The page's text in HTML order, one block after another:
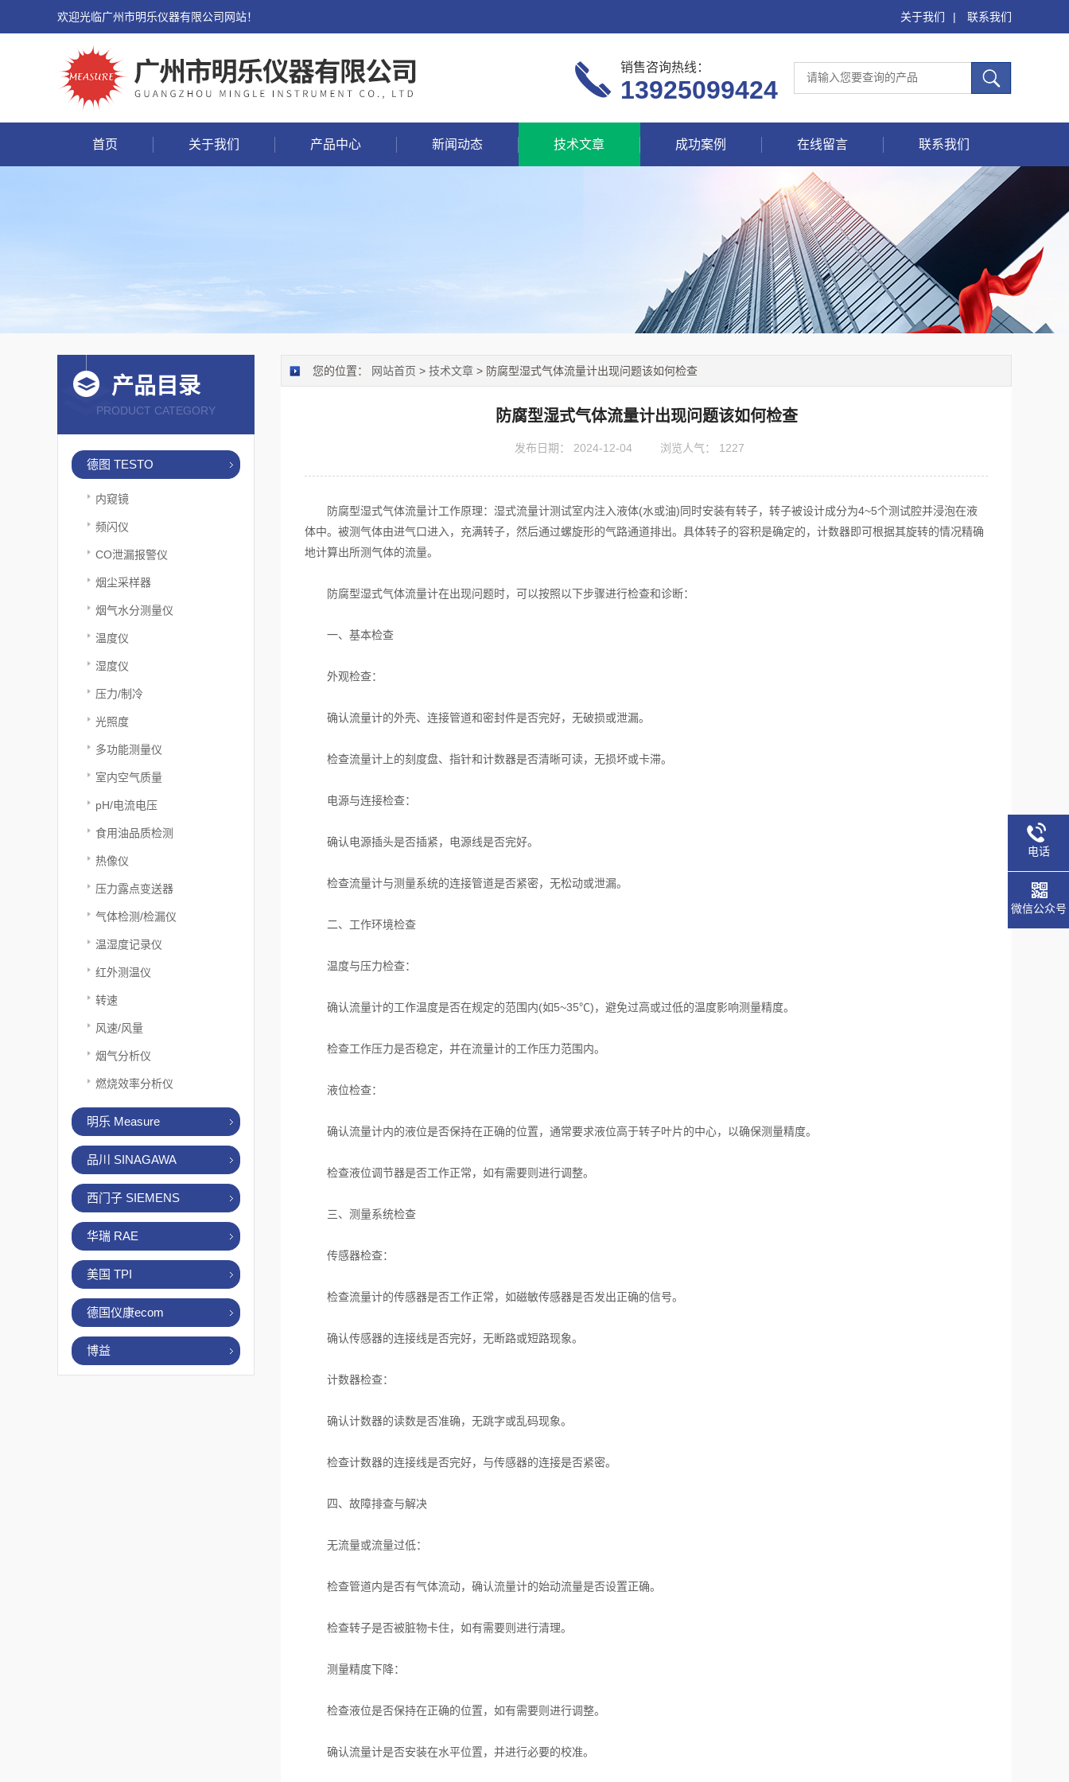
欢迎光临广州市明乐仪器有限公司网站！ 关于我们 | 联系我们
销售咨询热线：
13925099424
首页 关于我们 产品中心 新闻动态 技术文章 成功案例 在线留言 联系我们
产品目录
PRODUCT CATEGORY
德图 TESTO
内窥镜
频闪仪
CO泄漏报警仪
烟尘采样器
烟气水分测量仪
温度仪
湿度仪
压力/制冷
光照度
多功能测量仪
室内空气质量
pH/电流电压
食用油品质检测
热像仪
压力露点变送器
气体检测/检漏仪
温湿度记录仪
红外测温仪
转速
风速/风量
烟气分析仪
燃烧效率分析仪
明乐 Measure
品川 SINAGAWA
西门子 SIEMENS
华瑞 RAE
美国 TPI
德国仪康ecom
博益
您的位置： 网站首页 > 技术文章 > 防腐型湿式气体流量计出现问题该如何检查
防腐型湿式气体流量计出现问题该如何检查
发布日期： 2024-12-04 浏览人气： 1227
防腐型湿式气体流量计工作原理：湿式流量计测试室内注入液体(水或油)同时安装有转子，转子被设计成分为4~5个测试腔并浸泡在液
体中。被测气体由进气口进入，充满转子，然后通过螺旋形的气路通道排出。具体转子的容积是确定的，计数器即可根据其旋转的情况精确
地计算出所测气体的流量。
防腐型湿式气体流量计在出现问题时，可以按照以下步骤进行检查和诊断：
一、基本检查
外观检查：
确认流量计的外壳、连接管道和密封件是否完好，无破损或泄漏。
检查流量计上的刻度盘、指针和计数器是否清晰可读，无损坏或卡滞。
电源与连接检查：
确认电源插头是否插紧，电源线是否完好。
检查流量计与测量系统的连接管道是否紧密，无松动或泄漏。
二、工作环境检查
温度与压力检查：
确认流量计的工作温度是否在规定的范围内(如5~35℃)，避免过高或过低的温度影响测量精度。
检查工作压力是否稳定，并在流量计的工作压力范围内。
液位检查：
确认流量计内的液位是否保持在正确的位置，通常要求液位高于转子叶片的中心，以确保测量精度。
检查液位调节器是否工作正常，如有需要则进行调整。
三、测量系统检查
传感器检查：
检查流量计的传感器是否工作正常，如磁敏传感器是否发出正确的信号。
确认传感器的连接线是否完好，无断路或短路现象。
计数器检查：
确认计数器的读数是否准确，无跳字或乱码现象。
检查计数器的连接线是否完好，与传感器的连接是否紧密。
四、故障排查与解决
无流量或流量过低：
检查管道内是否有气体流动，确认流量计的始动流量是否设置正确。
检查转子是否被脏物卡住，如有需要则进行清理。
测量精度下降：
检查液位是否保持在正确的位置，如有需要则进行调整。
确认流量计是否安装在水平位置，并进行必要的校准。
电话
微信公众号